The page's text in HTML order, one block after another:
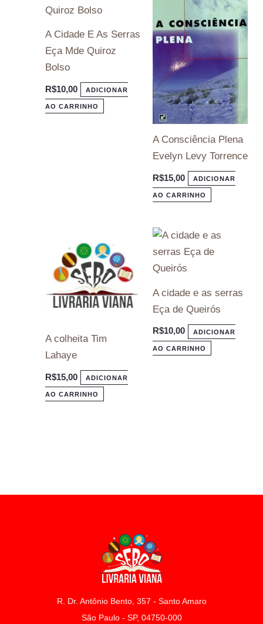
A Cidade E As Serras
Eça Mde Quiroz
Bolso
R$10,00 ADICIONAR
AO CARRINHO
A Consciência Plena
Evelyn Levy Torrence
R$15,00 ADICIONAR
AO CARRINHO
A colheita Tim
Lahaye
R$15,00 ADICIONAR
AO CARRINHO
A cidade e as serras
Eça de Queirós
R$10,00 ADICIONAR
AO CARRINHO
R. Dr. Antônio Bento, 357 - Santo Amaro
São Paulo - SP, 04750-000